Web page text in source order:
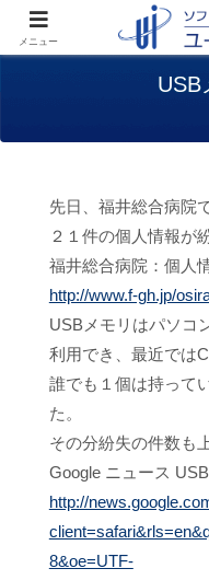
お知
USB
先日、福井総合病院
２１件の個人情報が
福井総合病院：個人
http://www.f-gh.jp/
USBメモリはパソコ
利用でき、最近では
誰でも１個は持って
た。
その分紛失の件数も
Google ニュース
http://
8&oe=UTF-
メニュー